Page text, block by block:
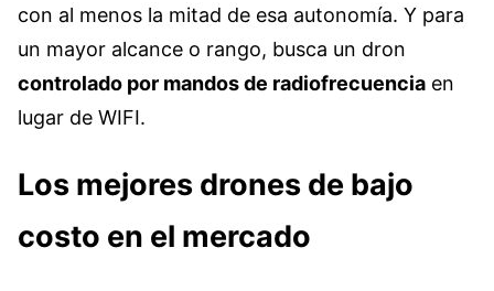
con al menos la mitad de esa autonomía. Y para
un mayor alcance o rango, busca un dron
controlado por mandos de radiofrecuencia en
lugar de WIFI.
Los mejores drones de bajo
costo en el mercado